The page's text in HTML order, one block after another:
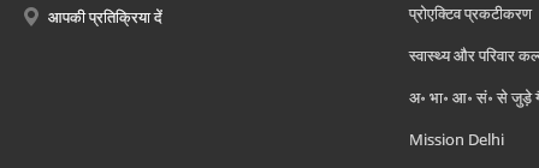
आपकी प्रतिक्रिया दें
प्रोएक्टिव प्रकटीकरण
स्वास्थ्य और परिवार
अ॰ भा॰ आ॰ सं॰ से जुड़े
Mission Delhi